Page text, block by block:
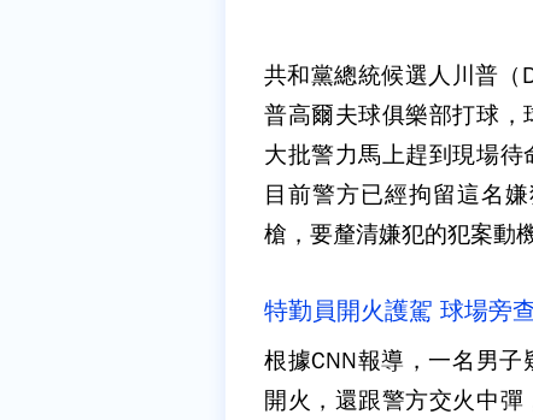
共和黨總統候選人川普（
普高爾夫球俱樂部打球，
大批警力馬上趕到現場待
目前警方已經拘留這名
槍，要釐清嫌犯的犯案動機
特勤員開火護駕 球場旁
根據CNN報導，一名男
開火，還跟警方交火中